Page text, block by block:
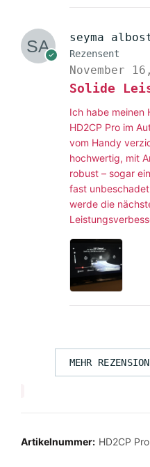
seyma
Rezensent
November
Solide
Ich habe meinen
HD2CP Pro im
vom Handy
hochwertig, mit
robust – sogar
fast
werde die
MEHR
Artikelnummer: HD2CP Pro